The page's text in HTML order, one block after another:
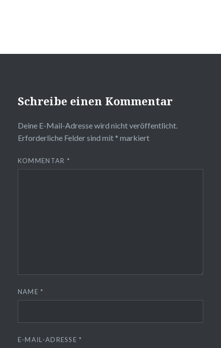
Schreibe einen Kommentar
Deine E-Mail-Adresse wird nicht veröffentlicht.
Erforderliche Felder sind mit * markiert
KOMMENTAR *
NAME*
E-MAIL-ADRESSE*